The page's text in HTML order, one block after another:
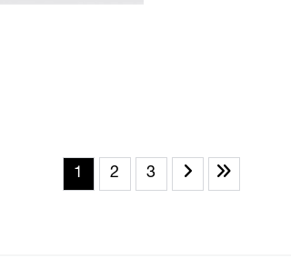
1 2 3